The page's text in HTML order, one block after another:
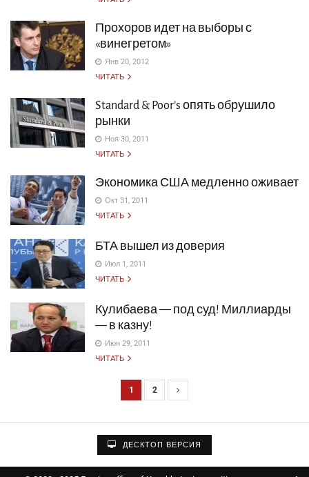
Прохоров идет на выборы с
«винегретом»
Янв 20, 2012
ЧИТАТЬ
Standard &Poor’s опять обрушило
рынки
Ноя 30, 2011
ЧИТАТЬ
Экономика США медленно оживает
Окт 31, 2011
ЧИТАТЬ
БТА вышел из доверия
Июл 1, 2011
ЧИТАТЬ
Кулибаева — под суд! Миллиарды
— в казну!
Июн 29, 2011
ЧИТАТЬ
1 2
ДЕСКТОП ВЕРСИЯ